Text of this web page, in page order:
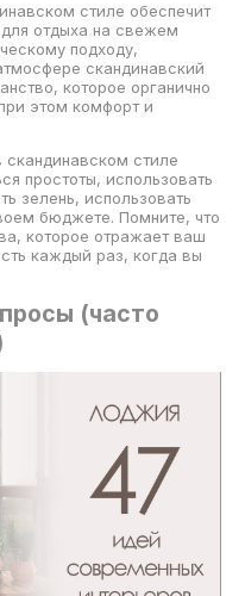
стиле обеспечит
отдыха на свежем
подходу,
скандинавский
которое органично
этом комфорт и
стиле
простоты, использовать
зелень, использовать
бюджете. Помните, что
которое отражает ваш
каждый раз, когда вы
(часто